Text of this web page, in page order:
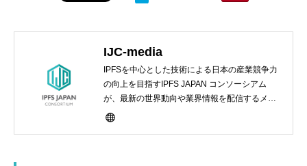
IJC-media
IPFSを中心とした技術による日本の産業競争力
の向上を目指すIPFS JAPAN コンソーシアム
が、最新の世界動向や業界情報を配信するメデ
ィアサイト